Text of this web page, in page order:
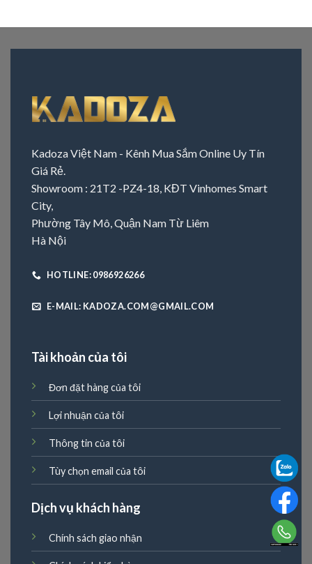
Kadoza Việt Nam - Kênh Mua Sắm Online Uy Tín
Giá Rẻ.
Showroom : 21T2 -PZ4-18, KĐT Vinhomes Smart
City,
Phường Tây Mô, Quận Nam Từ Liêm
Hà Nội
HOTLINE: 0986926266
E-MAIL: KADOZA.COM@GMAIL.COM
Tài khoản của tôi
Đơn đặt hàng của tôi
Lợi nhuận của tôi
Thông tin của tôi
Tùy chọn email của tôi
Dịch vụ khách hàng
Chính sách giao nhận